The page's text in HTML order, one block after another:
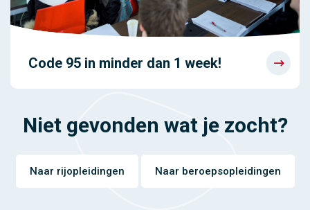
Code 95 in minder dan 1 week!
Niet gevonden wat je zocht?
Naar rijopleidingen Naar beroepsopleidingen